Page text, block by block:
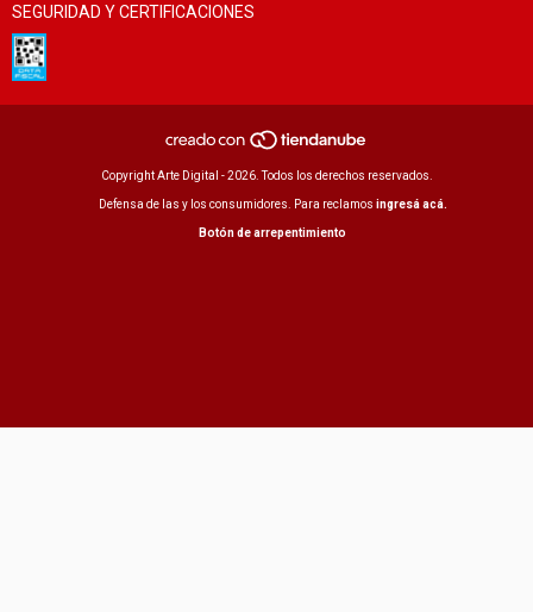
SEGURIDAD Y CERTIFICACIONES
Copyright Arte Digital - 2026. Todos los derechos reservados.
Defensa de las y los consumidores. Para reclamos ingresá acá.
Botón de arrepentimiento